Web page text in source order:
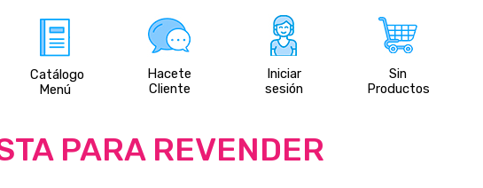
Catálogo
Menú
Hacete
Cliente
Iniciar
sesión
Sin
Productos
PARA REVENDER